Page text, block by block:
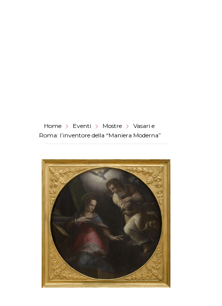
Home Eventi Mostre
Vasari e
Roma: l’inventore della “Maniera Moderna”